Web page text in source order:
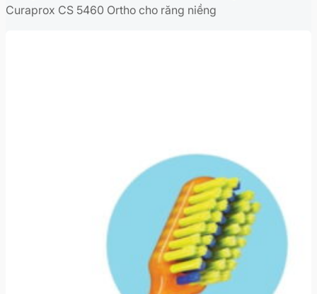
Curaprox CS 5460 Ortho cho răng niềng